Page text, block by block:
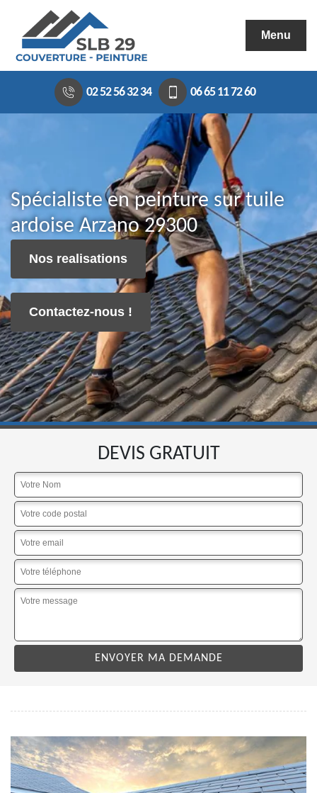
Menu
02 52 56 32 34 06 65 11 72 60
Spécialiste en peinture sur tuile
ardoise Arzano 29300
Nos realisations
Contactez-nous !
DEVIS GRATUIT